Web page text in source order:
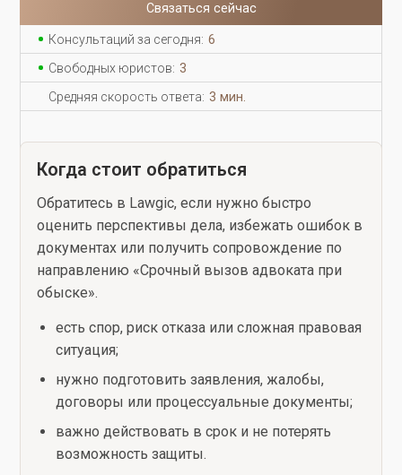
Связаться сейчас
Консультаций за сегодня: 6
Свободных юристов: 3
Средняя скорость ответа: 3 мин.
Когда стоит обратиться
Обратитесь в Lawgic, если нужно быстро
оценить перспективы дела, избежать ошибок в
документах или получить сопровождение по
направлению «Срочный вызов адвоката при
обыске».
есть спор, риск отказа или сложная правовая
ситуация;
нужно подготовить заявления, жалобы,
договоры или процессуальные документы;
важно действовать в срок и не потерять
возможность защиты.